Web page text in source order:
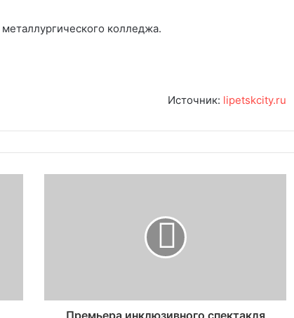
колледжа.
Источник: lipetskcity.ru
Премьера инклюзивного спектакля